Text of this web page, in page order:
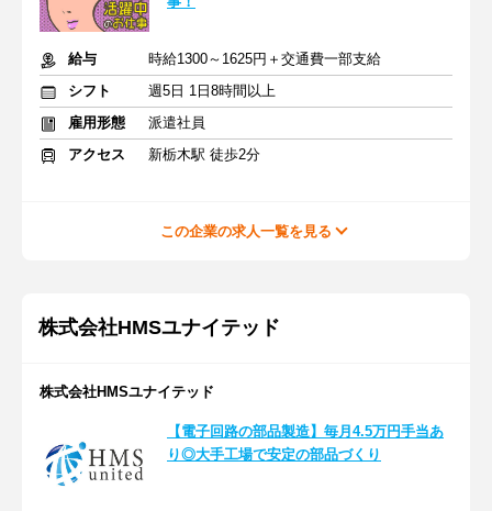
給与
時給1300～1625円＋交通費一部支給
シフト
週5日 1日8時間以上
雇用形態
派遣社員
アクセス
新栃木駅 徒歩2分
この企業の求人一覧を見る
株式会社HMSユナイテッド
株式会社HMSユナイテッド
【電子回路の部品製造】毎月4.5万円手当あ
り◎大手工場で安定の部品づくり